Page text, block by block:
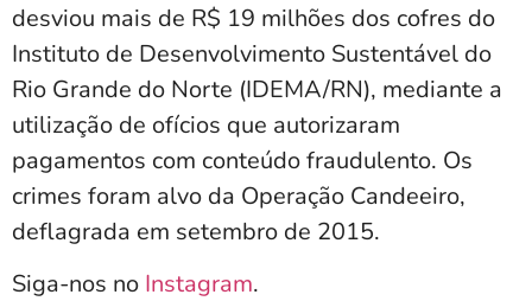
desviou mais de R$ 19 milhões dos cofres do
Instituto de Desenvolvimento Sustentável do
Rio Grande do Norte (IDEMA/RN), mediante a
utilização de ofícios que autorizaram
pagamentos com conteúdo fraudulento. Os
crimes foram alvo da Operação Candeeiro,
deflagrada em setembro de 2015.
Siga-nos no Instagram.